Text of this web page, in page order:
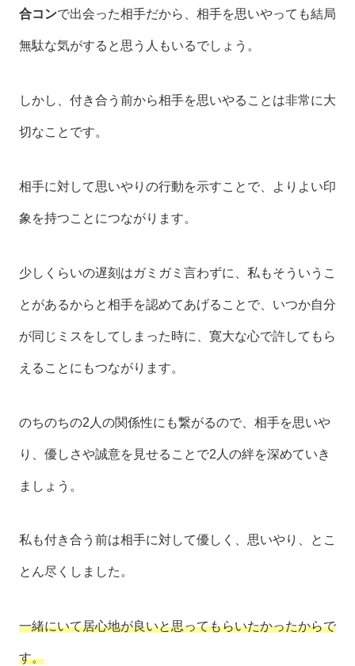
合コンで出会った相手だから、相手を思いやっても結局
無駄な気がすると思う人もいるでしょう。
しかし、付き合う前から相手を思いやることは非常に大
切なことです。
相手に対して思いやりの行動を示すことで、よりよい印
象を持つことにつながります。
少しくらいの遅刻はガミガミ言わずに、私もそういうこ
とがあるからと相手を認めてあげることで、いつか自分
が同じミスをしてしまった時に、寛大な心で許してもら
えることにもつながります。
のちのちの2人の関係性にも繋がるので、相手を思いや
り、優しさや誠意を見せることで2人の絆を深めていき
ましょう。
私も付き合う前は相手に対して優しく、思いやり、とこ
とん尽くしました。
一緒にいて居心地が良いと思ってもらいたかったからで
す。